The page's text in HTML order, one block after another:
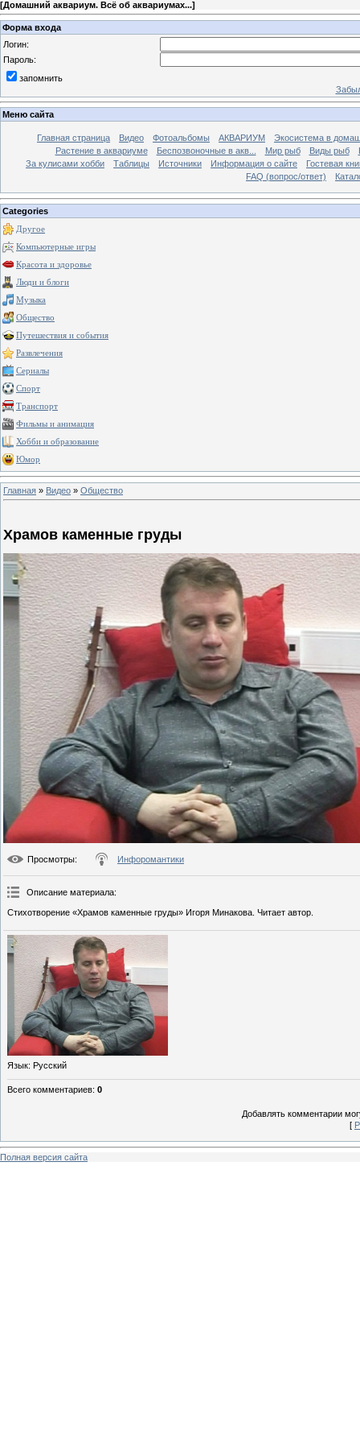
[Домашний аквариум. Всё об аквариумах...]
Форма входа
Логин:
Пароль:
запомнить
Меню сайта
Главная страница Видео Фотоальбомы АКВАРИУМ
Экосистема в
Растение в аквариуме
Беспозвоночные в акв... Мир рыб Виды рыб
За кулисами хобби
Таблицы Источники Информация о сайте
Гостевая
FAQ (вопрос/ответ)
Categories
Другое
Компьютерные игры
Красота и здоровье
Люди и блоги
Музыка
Общество
Путешествия и события
Развлечения
Сериалы
Спорт
Транспорт
Фильмы и анимация
Хобби и образование
Юмор
Главная » Видео » Общество
Храмов каменные груды
Просмотры: Инфоромантики
Описание материала:
Стихотворение «Храмов каменные груды» Игоря Минакова. Читает автор.
Язык: Русский
Всего комментариев: 0
Добавлять комментарии
[
Полная версия сайта